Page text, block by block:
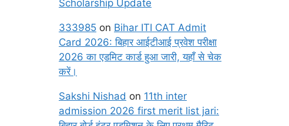
Scholarship Update
333985 on Bihar ITI CAT Admit
Card 2026: बिहार आईटीआई प्रवेश परीक्षा
2026 का एडमिट कार्ड हुआ जारी, यहाँ से चेक
करें।
Sakshi Nishad on 11th inter
admission 2026 first merit list jari: